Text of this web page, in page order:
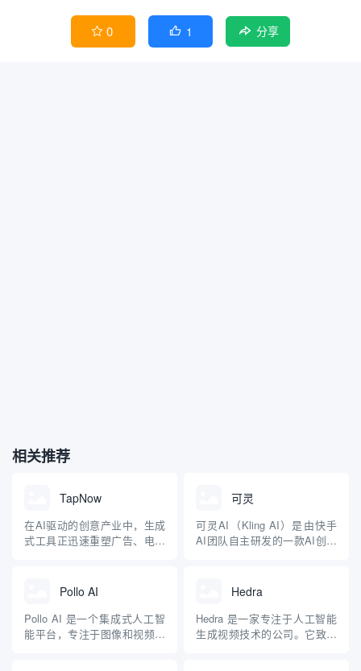
 0  1 分享
相关推荐
TapNow
在AI驱动的创意产业中，生成
式工具正迅速重塑广告、电商
擎，定位于商业视觉内容的生
产，承诺通过集成先进模型，
帮助用户快速从概念到成品。
平台概述与核心功能
可灵
可灵AI（Kling AI）是由快手
AI团队自主研发的一款AI创意
低创作门槛，提升创作效率。
它基于快手自研的可灵大模型
（Kling）和可图大模型，采用
类Sora的DiT（Diffusion...
Pollo AI
Pollo AI 是一个集成式人工智
能平台，专注于图像和视频生
Hedra
Hedra 是一家专注于人工智能
生成视频技术的公司。它致力